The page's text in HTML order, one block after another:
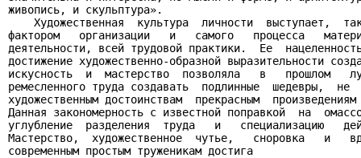
живопись, и скульптура».
Художественная  культура  личности  выступает,
фактором   организации   и   самого   процесса
деятельности, всей трудовой практики.  Ее
достижение художественно-образной выразительности
искусность  и  мастерство  позволяла   в   прошлом
ремесленного труда создавать  подлинные  шедевры,  не
художественным достоинствам  прекрасным
Данная закономерность с известной поправкой  на
углубление  разделения  труда   и   специализацию
Мастерство,  художественное  чутье,   сноровка   и
современным простым труженикам достига